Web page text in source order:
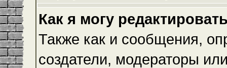
Как я могу
Также как и сообщения,
создатели, модераторы